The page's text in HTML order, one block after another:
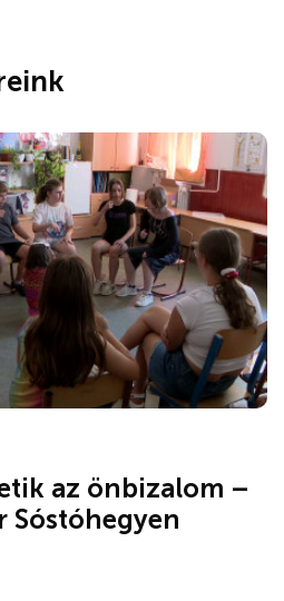
az önbizalom –
Sóstóhegyen